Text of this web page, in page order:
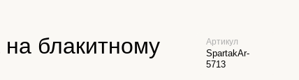
блакитному
Артикул
SpartakAr-
5713